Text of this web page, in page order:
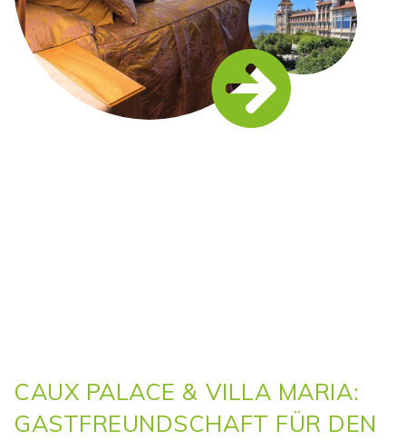
CAUX PALACE & VILLA MARIA:
GASTFREUNDSCHAFT FÜR DEN